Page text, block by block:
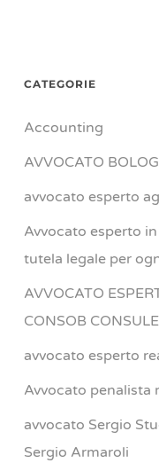
CATEGORIE
Accounting
AVVOCATO
avvocato esperto
Avvocato esperto
tutela legale per
AVVOCATO
CONSOB
avvocato esperto
Avvocato penalista
avvocato Sergio
Sergio Armaroli